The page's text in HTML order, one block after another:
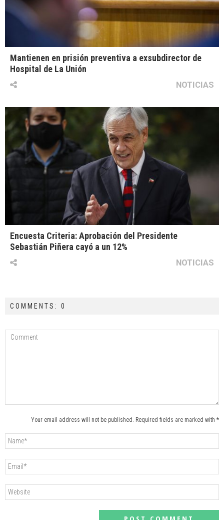
Mantienen en prisión preventiva a exsubdirector de
Hospital de La Unión
NOTICIAS
Encuesta Criteria: Aprobación del Presidente
Sebastián Piñera cayó a un 12%
NOTICIAS
COMMENTS: 0
Your email address will not be published. Required fields are marked with *